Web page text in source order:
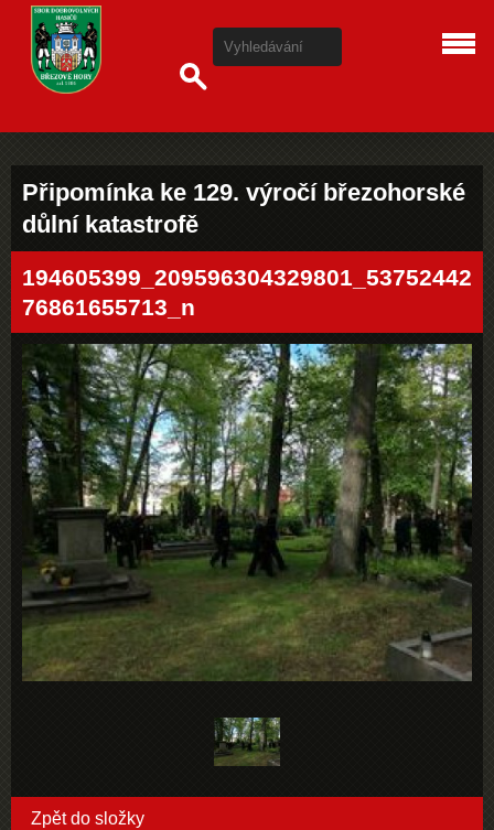
Připomínka ke 129. výročí březohorské
důlní katastrofě
194605399_209596304329801_53752442
76861655713_n
Zpět do složky